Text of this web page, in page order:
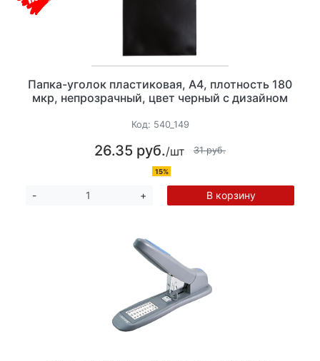
Папка-уголок пластиковая, А4, плотность 180
мкр, непрозрачный, цвет черный с дизайном
Код: 540_149
26.35 руб./шт 31 руб.
15%
- + В корзину